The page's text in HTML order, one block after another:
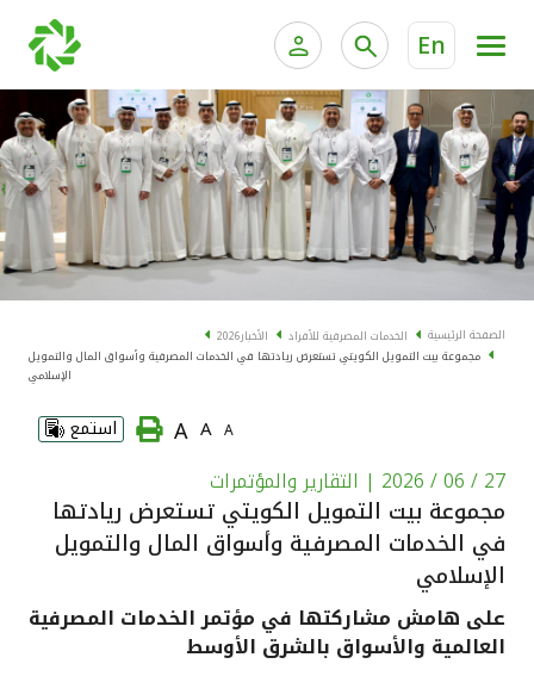
En
الخدمات المصرفية الإلكترونية للأفراد
الخدمات المصرفية الإلكترونية للشركات
خدمة "بيتك" للتداول الإلكتروني
الخدمات المصرفية للأفراد الخدمات المالية الخاصة
الحسابات المصرفية
البطاقات
"برامج العملاء"
الاستثمار
القنوات المصرفية
أدوات وخدمات
الصفحة الرئيسية الخدمات المصرفية للأفراد الأخبار2026
مجموعة بيت التمويل الكويتي تستعرض ريادتها في الخدمات المصرفية وأسواق المال والتمويل
الإسلامي
A
A
A استمع
27 / 06 / 2026 | التقارير والمؤتمرات
مجموعة بيت التمويل الكويتي تستعرض ريادتها
في الخدمات المصرفية وأسواق المال والتمويل
الإسلامي
على هامش مشاركتها في مؤتمر الخدمات المصرفية
العالمية والأسواق بالشرق الأوسط